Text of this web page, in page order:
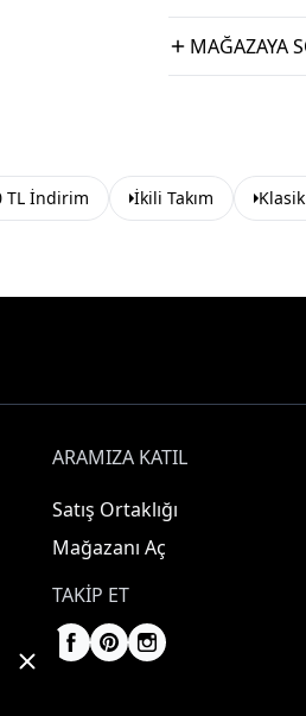
MAĞAZAYA
TL İndirim İkili Takım
ARAMIZA KATIL
Satış Ortaklığı
Mağazanı Aç
TAKIP ET